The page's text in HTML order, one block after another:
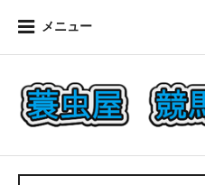
メニュー